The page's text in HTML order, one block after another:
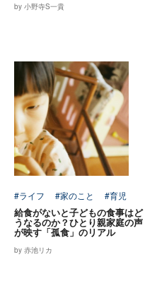
by 小野寺S一貴
#ライフ #家のこと #育児
給食がないと子どもの食事はど
うなるのか？ひとり親家庭の声
が映す「孤食」のリアル
by 赤池リカ